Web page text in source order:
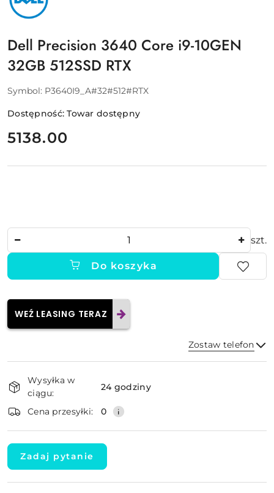
Dell Precision 3640 Core i9-10GEN
32GB 512SSD RTX
Symbol: P3640I9_A#32#512#RTX
Dostępność:Towar dostępny
cena:
5138.00
szt.
Do koszyka
WEŹ LEASING TERAZ
Zostaw telefon
i
dostawa
Wysyłka w
ciągu:
24 godziny
Cena przesyłki: 0
Zadaj pytanie